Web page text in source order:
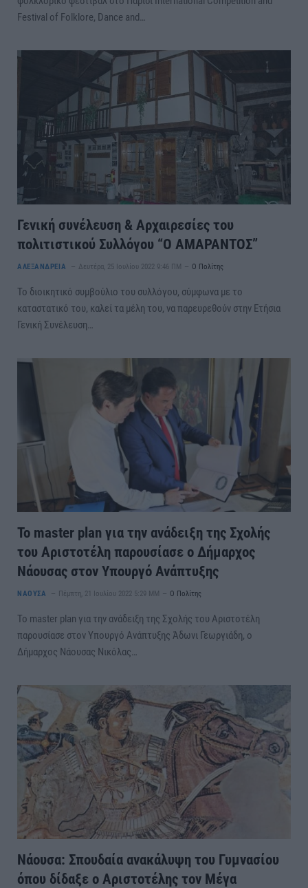
Festival of Folklore, Dance and…
Γενική συνέλευση & Αρχαιρεσίες του
πολιτιστικού Συλλόγου “Ο ΑΜΑΡΑΝΤΟΣ”
ΑΛΕΞΑΝΔΡΕΙΑ Δευτέρα, 25 Ιουλίου 2022 9:46 ΠΜ Ο Πολίτης
Το διοικητικό συμβούλιο του συλλόγου, σύμφωνα με το
καταστατικό του, καλεί τα μέλη του, να παρευρεθούν στην Ετήσια
Γενική Συνέλευση…
Το master plan για την ανάδειξη της Σχολής
του Αριστοτέλη παρουσίασε ο Δήμαρχος
Νάουσας στον Υπουργό Ανάπτυξης
ΝΑΟΥΣΑ Πέμπτη, 21 Ιουλίου 2022 5:29 ΜΜ Ο Πολίτης
Το master plan για την ανάδειξη της Σχολής του Αριστοτέλη
παρουσίασε στον Υπουργό Ανάπτυξης Άδωνι Γεωργιάδη, ο
Δήμαρχος Νάουσας Νικόλας…
Νάουσα: Σπουδαία ανακάλυψη του Γυμνασίου
όπου δίδαξε ο Αριστοτέλης τον Μέγα